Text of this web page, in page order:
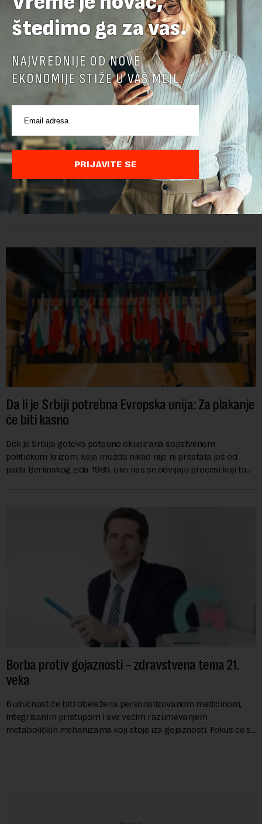
Ambasadorka Francuske: Napredak nije uklonio
sve prepreke
Od oktobra 2025. godine, funkciju ambasadorke Francuske u
Srbiji obavlja Florans Ferari, karijerna diplomatkinja sa više od
tri decenije iskustva u francuskoj diplomatiji. Tokom bogate
Da li je Srbiji potrebna Evropska unija: Za plakanje
će biti kasno
Dok je Srbija gotovo potpuno okupirana sopstvenom
političkom krizom, koja možda nikad nije ni prestala još od
pada Berlinskog zida 1989, oko nas se odvijaju procesi koji bi
Borba protiv gojaznosti – zdravstvena tema 21.
veka
Budućnost će biti obeležena personalizovanom medicinom,
integrisanim pristupom i sve većim razumevanjem
metaboličkih mehanizama koji stoje iza gojaznosti. Fokus će se
štedimo ga za vas.
NAJVREDNIJE OD NOVE
EKONOMIJE STIŽE U VAŠ MEJL.
PRIJAVITE SE